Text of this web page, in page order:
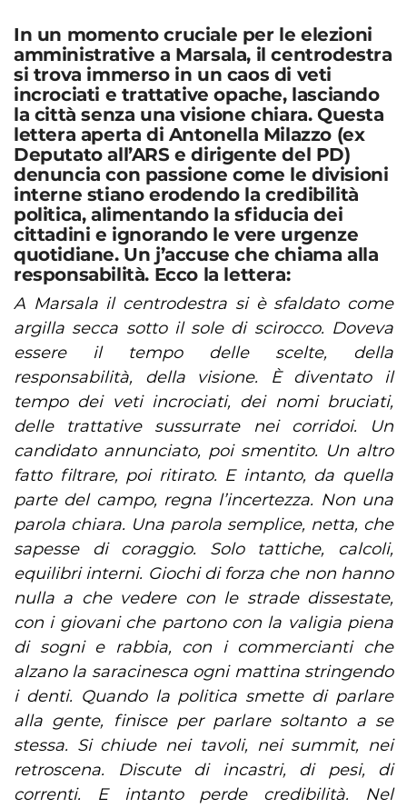
In un momento cruciale per le elezioni
amministrative a Marsala, il centrodestra
si trova immerso in un caos di veti
incrociati e trattative opache, lasciando
la città senza una visione chiara. Questa
lettera aperta di Antonella Milazzo (ex
Deputato all’ARS e dirigente del PD)
denuncia con passione come le divisioni
interne stiano erodendo la credibilità
politica, alimentando la sfiducia dei
cittadini e ignorando le vere urgenze
quotidiane. Un j’accuse che chiama alla
responsabilità. Ecco la lettera:
A Marsala il centrodestra si è sfaldato come
argilla secca sotto il sole di scirocco. Doveva
essere il tempo delle scelte, della
responsabilità, della visione. È diventato il
tempo dei veti incrociati, dei nomi bruciati,
delle trattative sussurrate nei corridoi. Un
candidato annunciato, poi smentito. Un altro
fatto filtrare, poi ritirato. E intanto, da quella
parte del campo, regna l’incertezza. Non una
parola chiara. Una parola semplice, netta, che
sapesse di coraggio. Solo tattiche, calcoli,
equilibri interni. Giochi di forza che non hanno
nulla a che vedere con le strade dissestate,
con i giovani che partono con la valigia piena
di sogni e rabbia, con i commercianti che
alzano la saracinesca ogni mattina stringendo
i denti. Quando la politica smette di parlare
alla gente, finisce per parlare soltanto a se
stessa. Si chiude nei tavoli, nei summit, nei
retroscena. Discute di incastri, di pesi, di
correnti. E intanto perde credibilità. Nel